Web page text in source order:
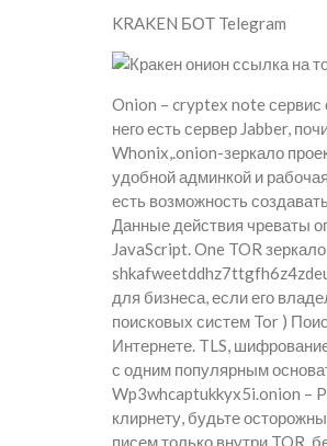
KRAKEN БОТ Telegram
Onion – cryptex note сервис
него есть сервер Jabber,
Whonix,.onion-зеркало
удобной админкой и
есть возможность
Данные действия чреваты
JavaScript. One TOR
для бизнеса, если его
поисковых систем Tor )
Интернете. TLS,
с одним популярным
Wp3whcaptukkyx5i.onion –
клирнету, будьте
писем только внутри TOR,